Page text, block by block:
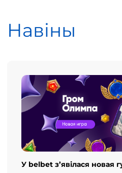
Навіны
У belbet з’явілася новая